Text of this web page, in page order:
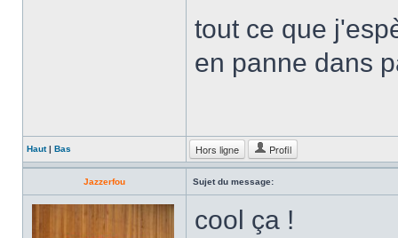
tout ce que
en panne dans
Haut| Bas Hors ligne Profil
Jazzerfou Sujet du message:
cool ça !